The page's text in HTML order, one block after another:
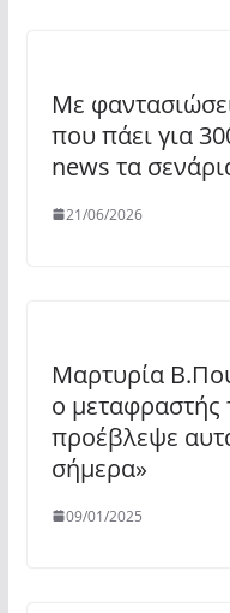
Με
που πάει για
news τα
21/06/2026
Μαρτυρία
ο μεταφραστής
προέβλεψε
σήμερα»
09/01/2025